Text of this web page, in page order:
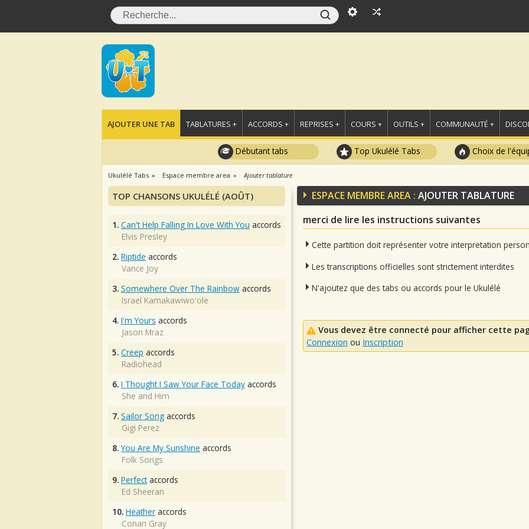
AJOUTER UNE TAB TABLATURES + ACCORDS + REPRISES + COURS + OUTILS + COMMUNAUTÉ +
Débutant tabs Top Ukulélé Tabs Choix de
Ukulélé Tabs Espace membre area Ajouter tablature
ESPACE MEMBRE AREA : AJOUTER TABLATURE
merci de lire les instructions suivantes
Cette partition doit représenter votre interpretation
Les transcriptions officielles sont strictement interdites
N'ajoutez que des tabs ou accords pour le Ukulélé
Vous devez être connecté pour afficher cette
Connexion ou Inscription
TOP CHANSONS UKULÉLÉ (AOÛT)
1. Can't Help Falling In Love With You accords
Elvis Presley
2. Riptide accords
Vance Joy
3. Somewhere Over The Rainbow accords
Israel Kamakawiwo'ole
4. I'm Yours accords
Jason Mraz
5. Creep accords
Radiohead
6. I Thought I Saw Your Face Today accords
She and Him
7. Sailor Song accords
Gigi Perez
8. You Are My Sunshine accords
Folk Songs
9. Perfectaccords
Ed Sheeran
10. Heather accords
Conan Gray